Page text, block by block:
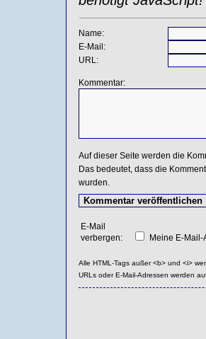
Name:
E-Mail:
URL:
Kommentar:
Auf dieser Seite werden die
Das bedeutet, dass die
wurden.
E-Mail
verbergen:
Meine E-
Alle HTML-Tags außer <b> und <i>
URLs oder E-Mail-Adressen werden